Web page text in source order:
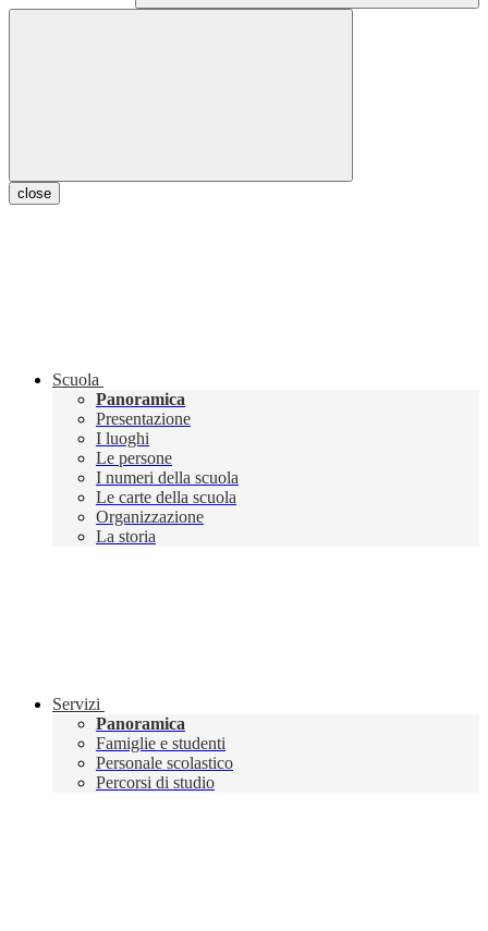
close
Scuola
Panoramica
Presentazione
I luoghi
Le persone
I numeri della scuola
Le carte della scuola
Organizzazione
La storia
Servizi
Panoramica
Famiglie e studenti
Personale scolastico
Percorsi di studio